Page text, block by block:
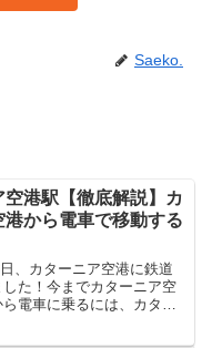
Saeko.
空港駅【徹底解説】カ
港から電車で移動する
、カターニア空港に鉄道
た！今までカターニア空
電車に乗るには、カター